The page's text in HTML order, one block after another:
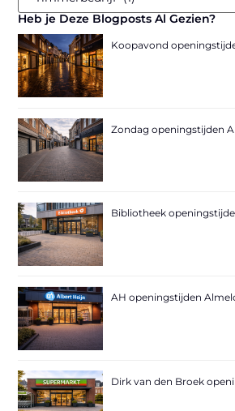
Heb je Deze Blogposts Al Gezien?
Koopavond
Zondag openingstijden
Bibliotheek
AH openingstijden
Dirk van den Broek